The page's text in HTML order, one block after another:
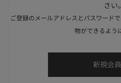
さい。
ご登録のメールアドレスとパスワード
物ができるよう